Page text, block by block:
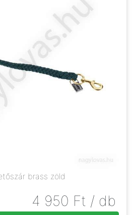
brass zöld
4 950 Ft / db